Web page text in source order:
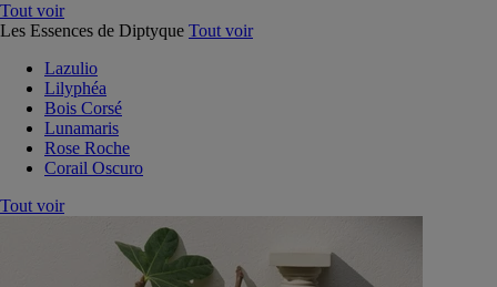
Tout voir
Les Essences de Diptyque Tout voir
Lazulio
Lilyphéa
Bois Corsé
Lunamaris
Rose Roche
Corail Oscuro
Tout voir